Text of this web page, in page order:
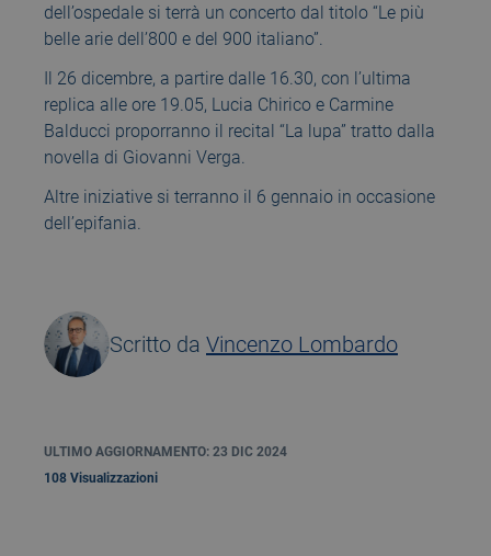
dell’ospedale si terrà un concerto dal titolo “Le più
belle arie dell’800 e del 900 italiano”.
Il 26 dicembre, a partire dalle 16.30, con l’ultima
replica alle ore 19.05, Lucia Chirico e Carmine
Balducci proporranno il recital “La lupa” tratto dalla
novella di Giovanni Verga.
Altre iniziative si terranno il 6 gennaio in occasione
dell’epifania.
Scritto da Vincenzo Lombardo
ULTIMO AGGIORNAMENTO: 23 DIC 2024
108 Visualizzazioni